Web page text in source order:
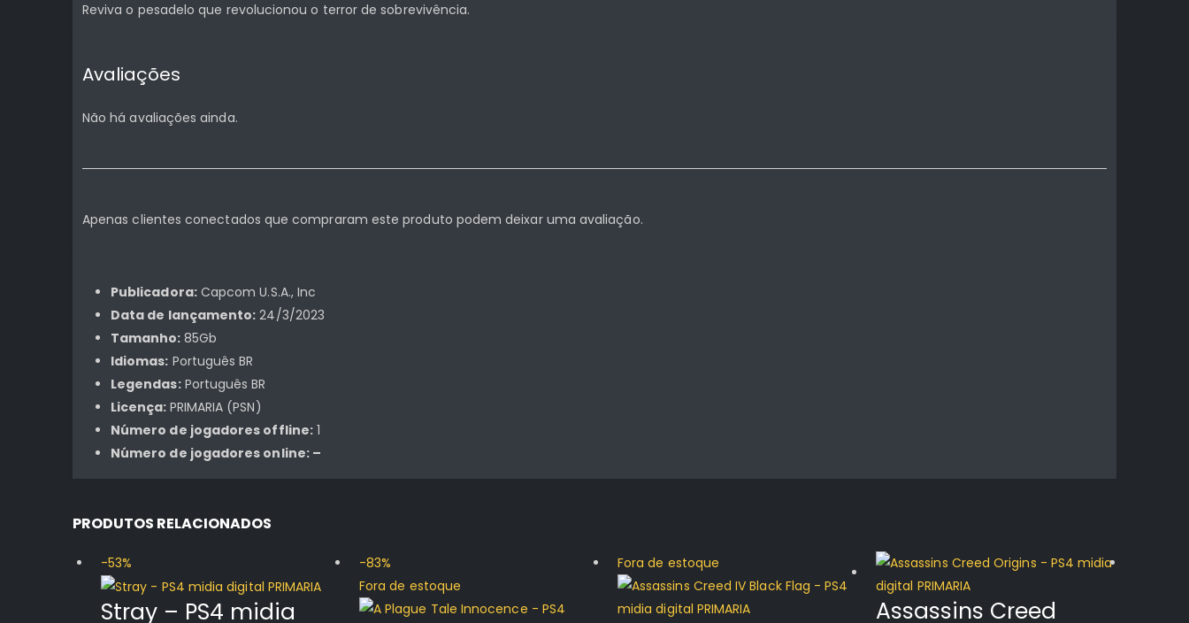
Reviva o pesadelo que revolucionou o terror de sobrevivência.
Avaliações
Não há avaliações ainda.
Apenas clientes conectados que compraram este produto podem deixar uma avaliação.
Publicadora:Capcom U.S.A., Inc
Data de lançamento: 24/3/2023
Tamanho: 85Gb
Idiomas: Português BR
Legendas:Português BR
Licença: PRIMARIA (PSN)
Número de jogadores offline:1
Número de jogadores online: –
PRODUTOS RELACIONADOS
-53%
Stray – PS4 midia
-83%
Fora de estoque
Fora de estoque
Assassins Creed